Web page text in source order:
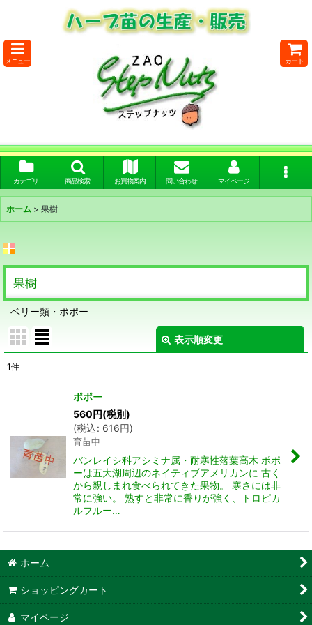
メニュー カート
カテゴリ 商品検索 お買物案内 問い合わせ マイページ
ホーム > 果樹
果樹
ベリー類・ポポー
表示順変更
並び順:
絞り込む
1件
ポポー
560円(税別)
(税込: 616円)
育苗中
バンレイシ科アシミナ属・耐寒性落葉高木 ポポ
ーは五大湖周辺のネイティブアメリカンに 古く
から親しまれ食べられてきた果物。 寒さには非
常に強い。 熟すと非常に香りが強く、トロピカ
ルフルー…
ホーム
ショッピングカート
マイページ